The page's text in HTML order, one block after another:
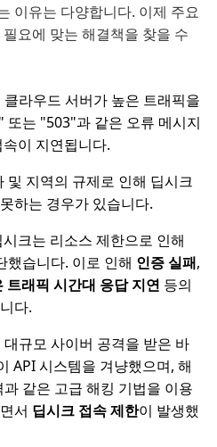
이유는 다양합니다. 이제 주요
요에 맞는 해결책을 찾을 수
클라우드 서버가 높은 트래픽을
또는 "503"과 같은 오류 메시지
이 지연됩니다.
및 지역의 규제로 인해 딥시크
하는 경우가 있습니다.
시크는 리소스 제한으로 인해
했습니다. 이로 인해 인증 실패,
트래픽 시간대 응답 지연 등의
다.
대규모 사이버 공격을 받은 바
API 시스템을 겨냥했으며, 해
과 같은 고급 해킹 기법을 이용
서 딥시크 접속 제한이 발생했